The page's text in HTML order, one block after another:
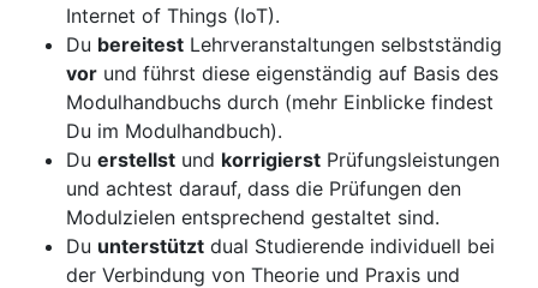
Internet of Things (IoT).
Du bereitest Lehrveranstaltungen selbstständig
vor und führst diese eigenständig auf Basis des
Modulhandbuchs durch (mehr Einblicke findest
Du im Modulhandbuch).
Du erstellst und korrigierst Prüfungsleistungen
und achtest darauf, dass die Prüfungen den
Modulzielen entsprechend gestaltet sind.
Du unterstützt dual Studierende individuell bei
der Verbindung von Theorie und Praxis und